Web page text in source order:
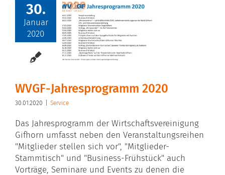
30.
Januar
2020
WVGF-Jahresprogramm 2020
30.01.2020 Service
Das Jahresprogramm der Wirtschaftsvereinigung
Gifhorn umfasst neben den Veranstaltungsreihen
"Mitglieder stellen sich vor", "Mitglieder-
Stammtisch" und "Business-Frühstück" auch
Vorträge, Seminare und Events zu denen die